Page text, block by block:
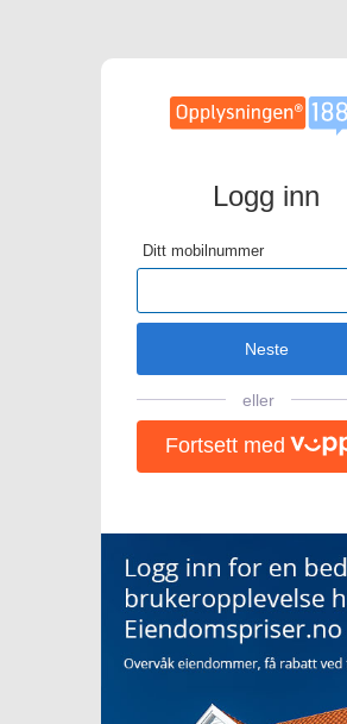
Logg inn
Ditt mobilnummer
Neste
eller
Fortsett med